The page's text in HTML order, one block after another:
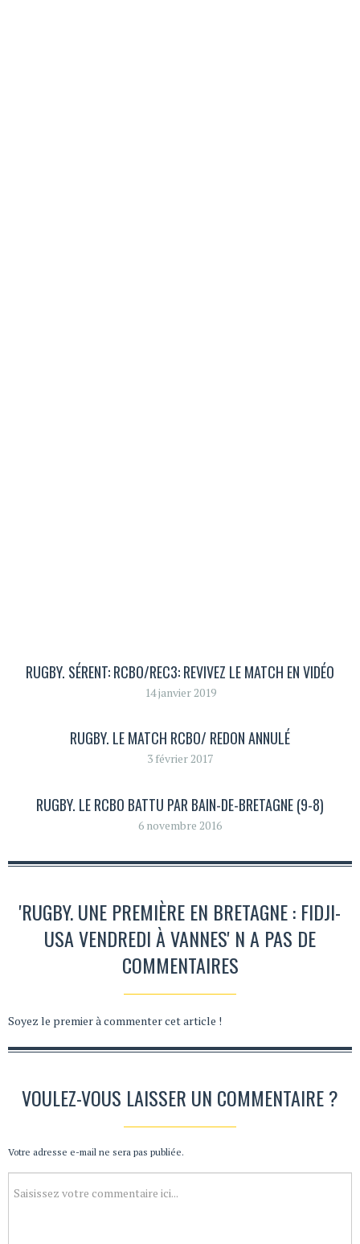
RUGBY. SÉRENT: RCBO/REC3: REVIVEZ LE MATCH EN VIDÉO
14 janvier 2019
RUGBY. LE MATCH RCBO/ REDON ANNULÉ
3 février 2017
RUGBY. LE RCBO BATTU PAR BAIN-DE-BRETAGNE (9-8)
6 novembre 2016
'RUGBY. UNE PREMIÈRE EN BRETAGNE : FIDJI-
USA VENDREDI À VANNES' N A PAS DE
COMMENTAIRES
Soyez le premier à commenter cet article !
VOULEZ-VOUS LAISSER UN COMMENTAIRE ?
Votre adresse e-mail ne sera pas publiée.